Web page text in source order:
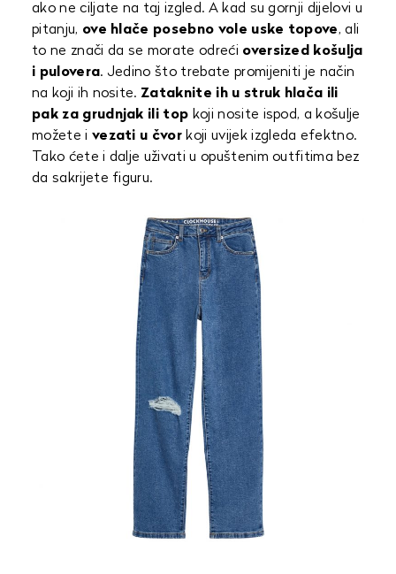
ako ne ciljate na taj izgled. A kad su gornji dijelovi u
pitanju, ove hlače posebno vole uske topove, ali
to ne znači da se morate odreći oversized košulja
i pulovera. Jedino što trebate promijeniti je način
na koji ih nosite. Zataknite ih u struk hlača ili
pak za grudnjak ili top koji nosite ispod, a košulje
možete i vezati u čvor koji uvijek izgleda efektno.
Tako ćete i dalje uživati u opuštenim outfitima bez
da sakrijete figuru.